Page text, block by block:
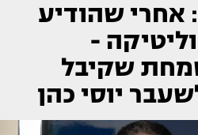
אחרי שהודיע
-
שקיבל
יוסי כהן